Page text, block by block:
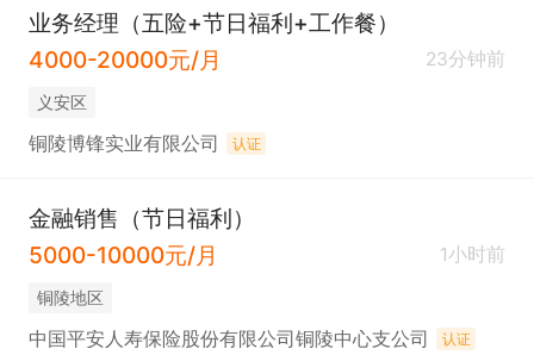
业务经理（五险+节日福利+工作餐）
4000-20000元/月
23分钟前
义安区
铜陵博锋实业有限公司 认证
金融销售（节日福利）
5000-10000元/月
1小时前
铜陵地区
中国平安人寿保险股份有限公司铜陵中心支公司 认证